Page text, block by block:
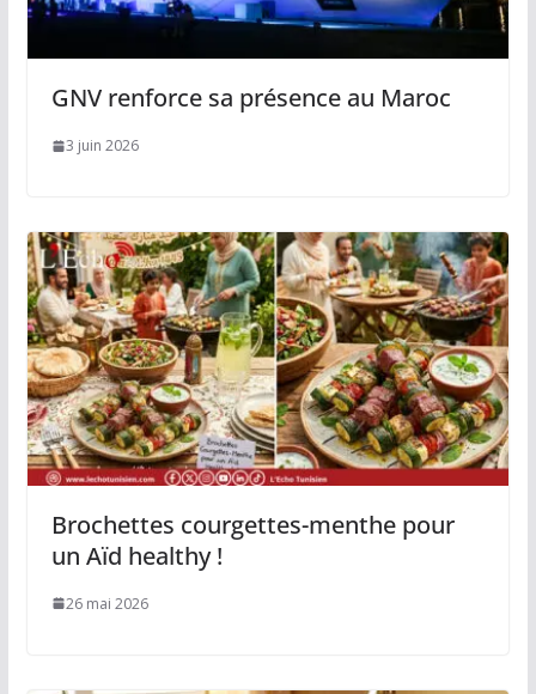
GNV renforce sa présence au Maroc
3 juin 2026
Brochettes courgettes-menthe pour
un Aïd healthy !
26 mai 2026